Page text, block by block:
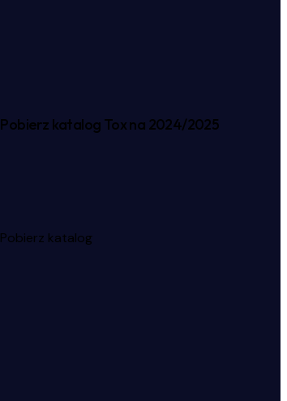
Pobierz katalog Tox na 2024/2025
Pobierz katalog